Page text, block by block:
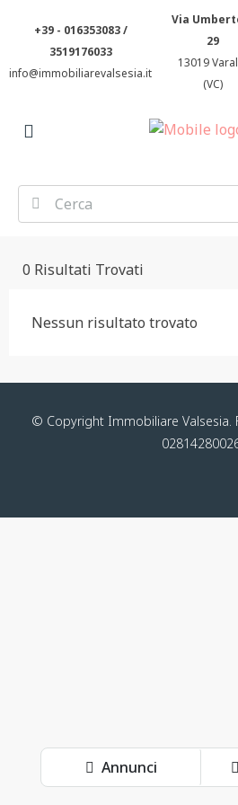
+39 - 016353083 /
3519176033
info@immobiliarevalsesia.it
Via
29
13019
(VC)
0 Risultati Trovati
Nessun risultato trovato
© Copyright Immobiliare Valsesia.
Annunci